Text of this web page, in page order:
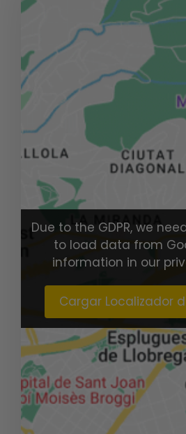
Due to the GDPR, we
to load data from
information in our
Cargar Localizador